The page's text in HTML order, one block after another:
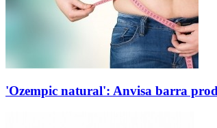
'Ozempic natural': Anvisa barra